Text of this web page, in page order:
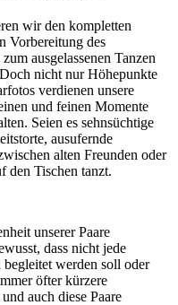
wir den kompletten
Vorbereitung des
ausgelassenen Tanzen
nicht nur Höhepunkte
verdienen unsere
und feinen Momente
Seien es sehnsüchtige
ausufernde
alten Freunden oder
den Tischen tanzt.
unserer Paare
dass nicht jede
werden soll oder
öfter kürzere
auch diese Paare